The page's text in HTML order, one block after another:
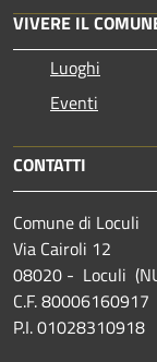
VIVERE IL
Luoghi
Eventi
CONTATTI
Comune di Loculi
Via Cairoli 12
08020 - Loculi
C.F. 80006160917
P.I. 01028310918